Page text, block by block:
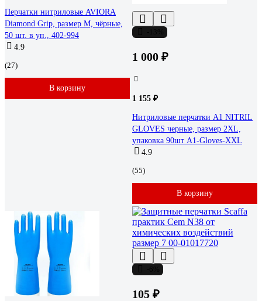
Перчатки нитриловые AVIORA
Diamond Grip, размер M, чёрные,
50 шт. в уп., 402-994
4.9
(27)
В корзину
1 000 ₽
1 155 ₽
Нитриловые перчатки А1 NITRIL
GLOVES черные, размер 2XL,
упаковка 90шт A1-Gloves-XXL
4.9
(55)
В корзину
105 ₽